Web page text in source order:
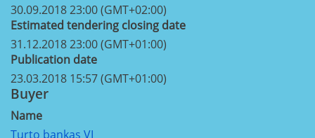
30.09.2018 23:00 (GMT+02:00)
Estimated tendering closing date
31.12.2018 23:00 (GMT+01:00)
Publication date
23.03.2018 15:57 (GMT+01:00)
Buyer
Name
Turto bankas VĮ